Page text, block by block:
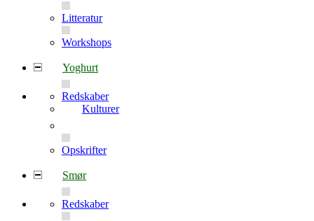
Litteratur
Workshops
Yoghurt
Redskaber
Kulturer
Opskrifter
Smør
Redskaber